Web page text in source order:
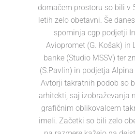
domačem prostoru so bili v
letih zelo obetavni. Še
spominja cgp podjetji
Aviopromet (G. Košak) in
banke (Studio MSSV) ter
(S.Pavlin) in podjetja Alpina
Avtorji takratnih podob so
arhitekti, saj izobraževanja
grafičnim oblikovalcem
imeli. Začetki so bili zelo